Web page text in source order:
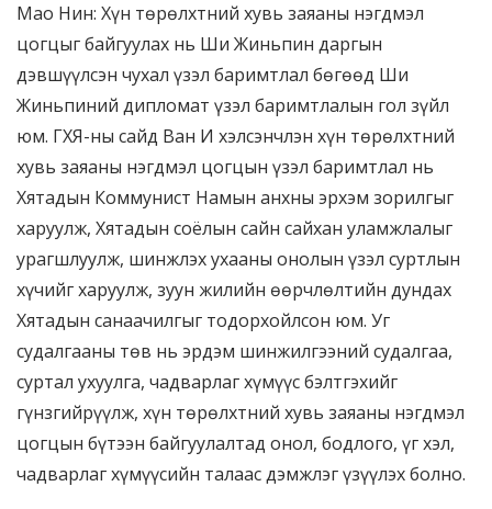
Мао Нин: Хүн төрөлхтний хувь заяаны нэгдмэл
цогцыг байгуулах нь Ши Жиньпин даргын
дэвшүүлсэн чухал үзэл баримтлал бөгөөд Ши
Жиньпиний дипломат үзэл баримтлалын гол зүйл
юм. ГХЯ-ны сайд Ван И хэлсэнчлэн хүн төрөлхтний
хувь заяаны нэгдмэл цогцын үзэл баримтлал нь
Хятадын Коммунист Намын анхны эрхэм зорилгыг
харуулж, Хятадын соёлын сайн сайхан уламжлалыг
урагшлуулж, шинжлэх ухааны онолын үзэл суртлын
хүчийг харуулж, зуун жилийн өөрчлөлтийн дундах
Хятадын санаачилгыг тодорхойлсон юм. Уг
судалгааны төв нь эрдэм шинжилгээний судалгаа,
суртал ухуулга, чадварлаг хүмүүс бэлтгэхийг
гүнзгийрүүлж, хүн төрөлхтний хувь заяаны нэгдмэл
цогцын бүтээн байгуулалтад онол, бодлого, үг хэл,
чадварлаг хүмүүсийн талаас дэмжлэг үзүүлэх болно.